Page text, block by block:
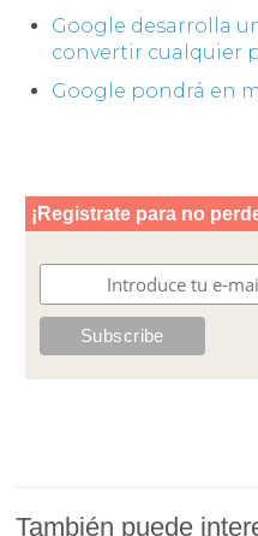
Google desarrolla
convertir cualquier
Google pondrá en
También puede